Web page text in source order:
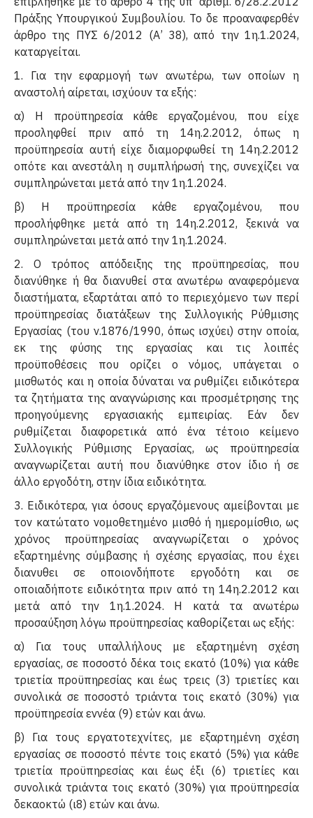
Πράξης Υπουργικού Συμβουλίου. Το δε προαναφερθέν
άρθρο της ΠΥΣ 6/2012 (Α’ 38), από την 1η.1.2024,
καταργείται.
1. Για την εφαρμογή των ανωτέρω, των οποίων η
αναστολή αίρεται, ισχύουν τα εξής:
α) Η προϋπηρεσία κάθε εργαζομένου, που είχε
προσληφθεί πριν από τη 14η.2.2012, όπως η
προϋπηρεσία αυτή είχε διαμορφωθεί τη 14η.2.2012
οπότε και ανεστάλη η συμπλήρωσή της, συνεχίζει να
συμπληρώνεται μετά από την 1η.1.2024.
β) Η προϋπηρεσία κάθε εργαζομένου, που
προσλήφθηκε μετά από τη 14η.2.2012, ξεκινά να
συμπληρώνεται μετά από την 1η.1.2024.
2. Ο τρόπος απόδειξης της προϋπηρεσίας, που
διανύθηκε ή θα διανυθεί στα ανωτέρω αναφερόμενα
διαστήματα, εξαρτάται από το περιεχόμενο των περί
προϋπηρεσίας διατάξεων της Συλλογικής Ρύθμισης
Εργασίας (του ν.1876/1990, όπως ισχύει) στην οποία,
εκ της φύσης της εργασίας και τις λοιπές
προϋποθέσεις που ορίζει ο νόμος, υπάγεται ο
μισθωτός και η οποία δύναται να ρυθμίζει ειδικότερα
τα ζητήματα της αναγνώρισης και προσμέτρησης της
προηγούμενης εργασιακής εμπειρίας. Εάν δεν
ρυθμίζεται διαφορετικά από ένα τέτοιο κείμενο
Συλλογικής Ρύθμισης Εργασίας, ως προϋπηρεσία
αναγνωρίζεται αυτή που διανύθηκε στον ίδιο ή σε
άλλο εργοδότη, στην ίδια ειδικότητα.
3. Ειδικότερα, για όσους εργαζόμενους αμείβονται με
τον κατώτατο νομοθετημένο μισθό ή ημερομίσθιο, ως
χρόνος προϋπηρεσίας αναγνωρίζεται ο χρόνος
εξαρτημένης σύμβασης ή σχέσης εργασίας, που έχει
διανυθει σε οποιονδήποτε εργοδότη και σε
οποιαδήποτε ειδικότητα πριν από τη 14η.2.2012 και
μετά από την 1η.1.2024. Η κατά τα ανωτέρω
προσαύξηση λόγω προϋπηρεσίας καθορίζεται ως εξής:
α) Για τους υπαλλήλους με εξαρτημένη σχέση
εργασίας, σε ποσοστό δέκα τοις εκατό (10%) για κάθε
τριετία προϋπηρεσίας και έως τρεις (3) τριετίες και
συνολικά σε ποσοστό τριάντα τοις εκατό (30%) για
προϋπηρεσία εννέα (9) ετών και άνω.
β) Για τους εργατοτεχνίτες, με εξαρτημένη σχέση
εργασίας σε ποσοστό πέντε τοις εκατό (5%) για κάθε
τριετία προϋπηρεσίας και έως έξι (6) τριετίες και
συνολικά τριάντα τοις εκατό (30%) για προϋπηρεσία
δεκαοκτώ (ι8) ετών και άνω.